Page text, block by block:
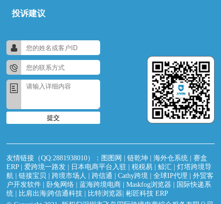
投诉建议
提交
友情链接（QQ:2881938010）： 图图网 |链乾坤 |海外仓系统 |赛盒
ERP|爱跨境一路发 日本电商平台入驻 |税税易 |鲸汇 |灯塔跨境导
航 |链接宝贝 |跨境市场人 |跨信通 |Cathy跨境 |全球IP代理 |外贸客
户开发软件
卧兔网络 |蓝海跨境电商 |Maskfog浏览器
国际快递系
统
比肩出海|跨信通科技 比特浏览器 |彬匠科技 ERP